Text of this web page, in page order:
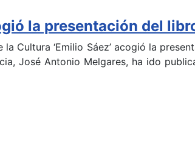
la presentación del
la Cultura ‘Emilio Sáez’ acogió la
José Antonio Melgares, ha ido